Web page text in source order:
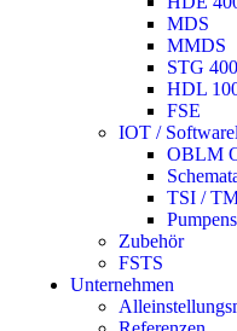
MDS
MMDS
STG
HDL
FSE
IOT /
OBLM
TSI /
Zubehör
FSTS
Unternehmen